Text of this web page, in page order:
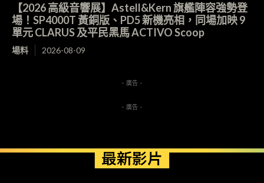
【2026 高級音響展】Astell&Kern 旗艦陣容強勢登
場！SP4000T 黃銅版、PD5 新機亮相，同場加映 9
單元 CLARUS 及平民黑馬 ACTIVO Scoop
場料 2026-08-09
- 廣告 -
- 廣告 -
最新影片